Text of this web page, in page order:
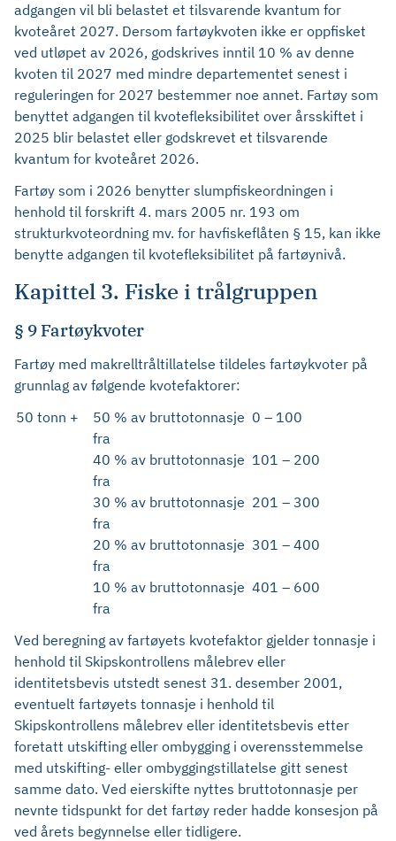
adgangen vil bli belastet et tilsvarende kvantum for
kvoteåret 2027. Dersom fartøykvoten ikke er oppfisket
ved utløpet av 2026, godskrives inntil 10 % av denne
kvoten til 2027 med mindre departementet senest i
reguleringen for 2027 bestemmer noe annet. Fartøy som
benyttet adgangen til kvotefleksibilitet over årsskiftet i
2025 blir belastet eller godskrevet et tilsvarende
kvantum for kvoteåret 2026.
Fartøy som i 2026 benytter slumpfiskeordningen i
henhold til forskrift 4. mars 2005 nr. 193 om
strukturkvoteordning mv. for havfiskeflåten § 15, kan ikke
benytte adgangen til kvotefleksibilitet på fartøynivå.
Kapittel 3. Fiske i trålgruppen
§ 9 Fartøykvoter
Fartøy med makrelltråltillatelse tildeles fartøykvoter på
grunnlag av følgende kvotefaktorer:
50 tonn +
50 % av bruttotonnasje
fra
0 – 100
40 % av bruttotonnasje
fra
101 – 200
30 % av bruttotonnasje
fra
201 – 300
20 % av bruttotonnasje
fra
301 – 400
10 % av bruttotonnasje
fra
401 – 600
Ved beregning av fartøyets kvotefaktor gjelder tonnasje i
henhold til Skipskontrollens målebrev eller
identitetsbevis utstedt senest 31. desember 2001,
eventuelt fartøyets tonnasje i henhold til
Skipskontrollens målebrev eller identitetsbevis etter
foretatt utskifting eller ombygging i overensstemmelse
med utskifting- eller ombyggingstillatelse gitt senest
samme dato. Ved eierskifte nyttes bruttotonnasje per
nevnte tidspunkt for det fartøy reder hadde konsesjon på
ved årets begynnelse eller tidligere.